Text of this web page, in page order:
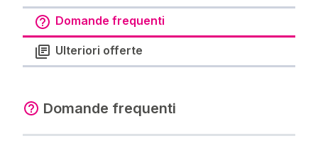
Domande frequenti
Ulteriori offerte
Domande frequenti